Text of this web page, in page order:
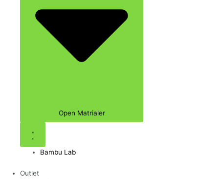
Open Matrialer
Bambu Lab
Outlet